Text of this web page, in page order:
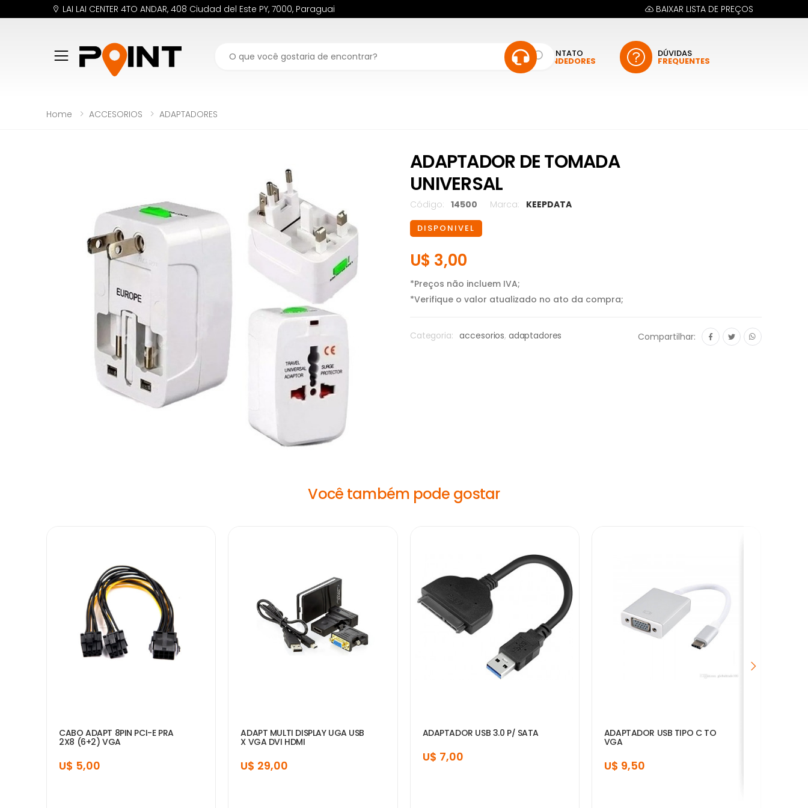
LAI LAI CENTER 4TO ANDAR, 408 Ciudad del Este PY, 7000, Paraguai BAIXAR LISTA DE PREÇOS
CONTATO
VENDEDORES
DÚVIDAS
FREQUENTES
Home ACCESORIOS ADAPTADORES
ADAPTADOR DE TOMADA
UNIVERSAL
Código: 14500 Marca: KEEPDATA
DISPONIVEL
U$ 3,00
*Preços não incluem IVA;
*Verifique o valor atualizado no ato da compra;
Categoria: accesorios, adaptadores Compartilhar:
Você também pode gostar
CABO ADAPT 8PIN PCI-E PRA
2X8 (6+2) VGA
U$ 5,00
ADAPT MULTI DISPLAY UGA USB
X VGA DVI HDMI
U$ 29,00
ADAPTADOR USB 3.0 P/ SATA
U$ 7,00
ADAPTADOR USB TIPO C TO
VGA
U$ 9,50